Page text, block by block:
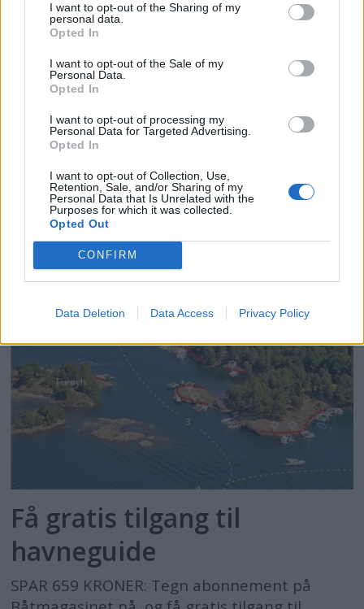
I want to opt-out of the Sharing of my
personal data.
Opted In
I want to opt-out of the Sale of my
Personal Data.
Opted In
I want to opt-out of processing my
Personal Data for Targeted Advertising.
Opted In
I want to opt-out of Collection, Use,
Retention, Sale, and/or Sharing of my
Personal Data that Is Unrelated with the
Purposes for which it was collected.
Opted Out
CONFIRM
Data Deletion Data Access Privacy Policy
PLUS
Hva skjer med St. Hans
aften?
ANNONSØRINNHOLD
BÅTMAGASINET
Få gratis tilgang til
havneguide
SPAR 659 KRONER: Tegn abonnement på